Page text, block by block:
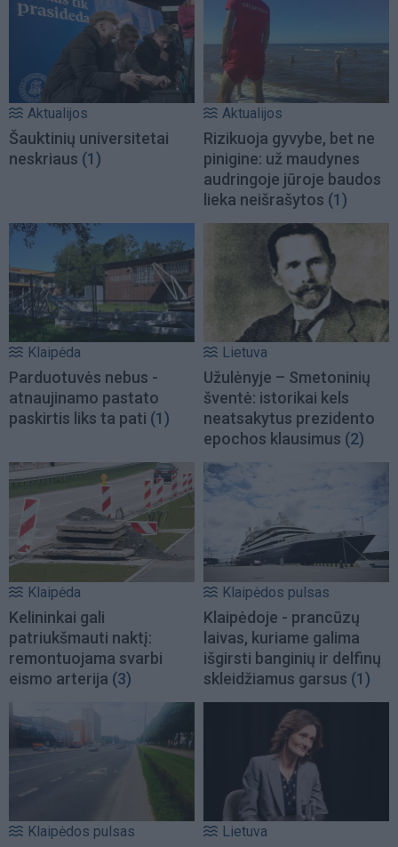
Aktualijos
Šauktinių universitetai
neskriaus (1)
Aktualijos
Rizikuoja gyvybe, bet ne
pinigine: už maudynes
audringoje jūroje baudos
lieka neišrašytos (1)
Klaipėda
Parduotuvės nebus -
atnaujinamo pastato
paskirtis liks ta pati (1)
Lietuva
Užulėnyje – Smetoninių
šventė: istorikai kels
neatsakytus prezidento
epochos klausimus (2)
Klaipėda
Kelininkai gali
patriukšmauti naktį:
remontuojama svarbi
eismo arterija (3)
Klaipėdos pulsas
Klaipėdoje - prancūzų
laivas, kuriame galima
išgirsti banginių ir delfinų
skleidžiamus garsus (1)
Klaipėdos pulsas Lietuva